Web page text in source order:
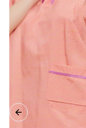
Previous slide